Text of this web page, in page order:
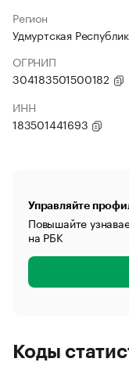
Регион
Удмуртская
ОГРНИП
304183501500182
ИНН
183501441693
Управляйте
Повышайте
на РБК
Коды